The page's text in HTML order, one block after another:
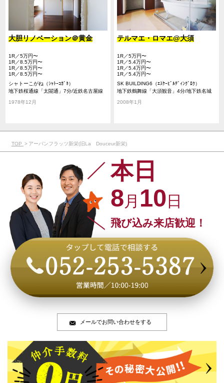
大胆リノベーション＠黄金
1R／5万円〜
1R／8.5万円〜
1R／8.5万円〜
1R／8.5万円〜
シャトーこがね（ｼｬﾄｰｺｶﾞﾈ）
地下鉄桜通線「太閤通」7分/近鉄名古屋線
ブ」14分
1978年12月
テルマエ・ロマエ@大須
1R／5万円〜
1R／5.4万円〜
1R／5.4万円〜
1R／5.4万円〜
SK BUILDING6（ｴｽｹｰﾋﾞﾙﾃﾞｨﾝｸﾞﾛｸ）
地下鉄鶴舞線「大須観音」4分/地下鉄名城
2008年1月
TOP アーバンフラッツ新栄(旧La Douceur新栄)
本日
8 月 10 日
飛び込み来店歓迎！
メールでお問い合わせをする